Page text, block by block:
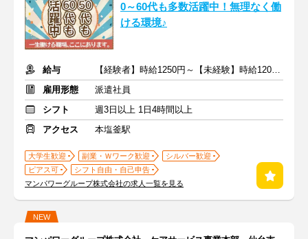
0～60代も多数活躍中！無理なく働
ける環境♪
給与
【経験者】時給1250円～【未経験】時給1200円～ ※交通費全額
雇用形態
派遣社員
シフト
週3日以上 1日4時間以上
アクセス
本塩釜駅
大学生歓迎 副業・Ｗワーク歓迎
シルバー歓迎
ピアス可
シフト自由・自己申告
マンパワーグループ株式会社の求人一覧を見る
NEW